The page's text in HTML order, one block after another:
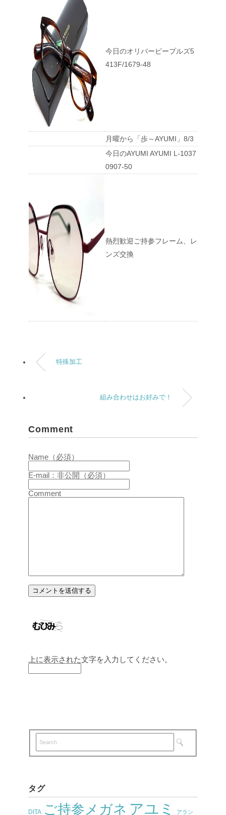
今日のオリバーピープルズ5
413F/1679-48
月曜から「歩～AYUMI」8/3
今日のAYUMI AYUMI L-1037
0907-50
熱烈歓迎ご持参フレーム、レ
ンズ交換
特殊加工
組み合わせはお好みで！
Comment
Name（必須）
E-mail：非公開（必須）
Comment
上に表示された文字を入力してください。
タグ
DITA ご持参メガネ アユミ アラン